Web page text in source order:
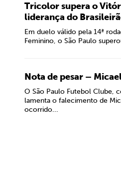
Tricolor supera o
liderança do
Em duelo válido pela 14ª
Feminino, o São Paulo
Nota de pesar –
O São Paulo Futebol Clube,
lamenta o falecimento de
ocorrido...